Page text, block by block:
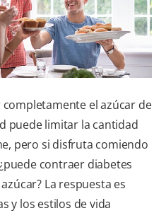
SUSCRÍBASE
el azúcar de
puede limitar la cantidad
pero si disfruta comiendo
contraer diabetes
La respuesta es
y los estilos de vida